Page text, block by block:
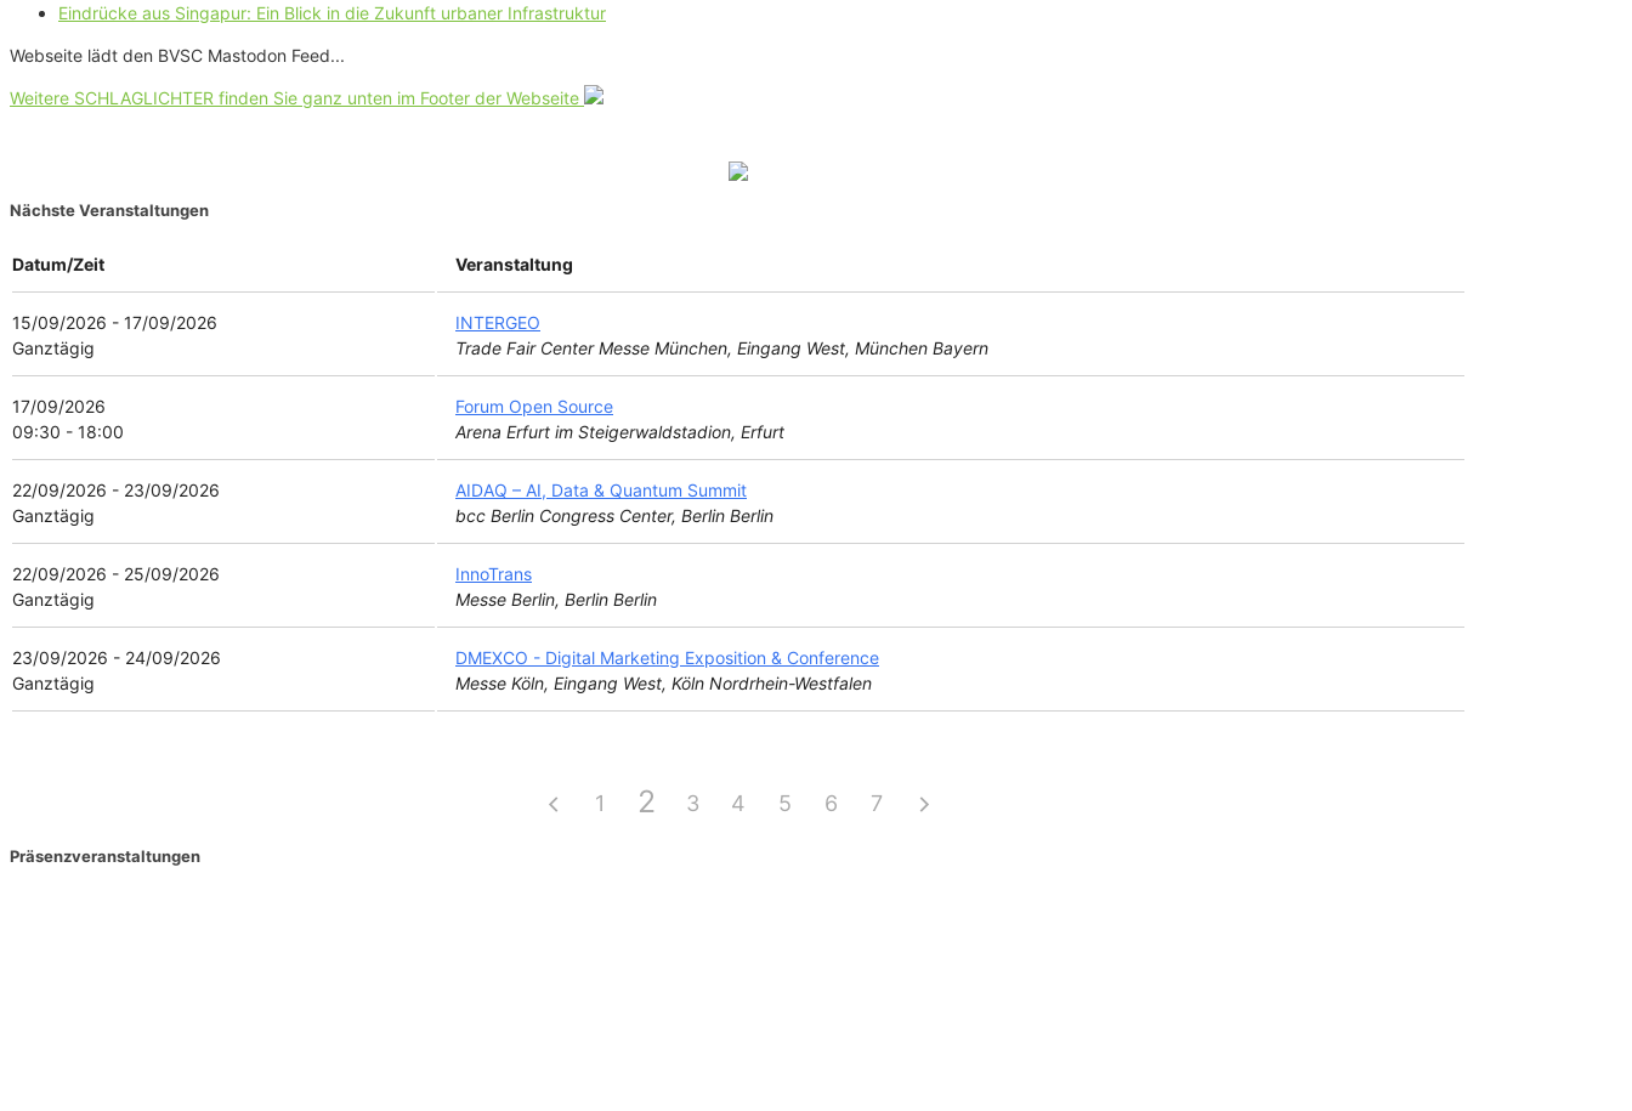
Eindrücke aus Singapur: Ein Blick in die Zukunft urbaner Infrastruktur
Webseite lädt den BVSC Mastodon Feed...
Weitere SCHLAGLICHTER finden Sie ganz unten im Footer der Webseite
Nächste Veranstaltungen
Datum/Zeit Veranstaltung
15/09/2026 - 17/09/2026
Ganztägig
INTERGEO
Trade Fair Center Messe München, Eingang West, München Bayern
17/09/2026
09:30 - 18:00
Forum Open Source
Arena Erfurt im Steigerwaldstadion, Erfurt
22/09/2026 - 23/09/2026
Ganztägig
AIDAQ – AI, Data & Quantum Summit
bcc Berlin Congress Center, Berlin Berlin
22/09/2026 - 25/09/2026
Ganztägig
InnoTrans
Messe Berlin, Berlin Berlin
23/09/2026 - 24/09/2026
Ganztägig
DMEXCO - Digital Marketing Exposition & Conference
Messe Köln, Eingang West, Köln Nordrhein-Westfalen
1 2 3 4 5 6 7
Präsenzveranstaltungen